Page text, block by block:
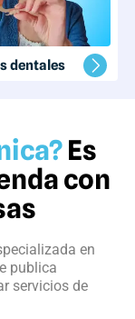
dentales
Es
con
en
publica
servicios de